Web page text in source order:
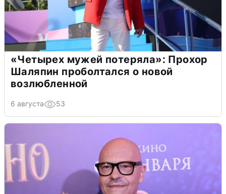
«Четырех мужей потеряла»: Прохор
Шаляпин проболтался о новой
возлюбленной
6 августа 53